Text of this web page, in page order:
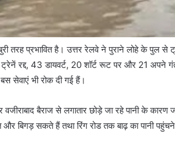
तरह प्रभावित है। उत्तर रेलवे ने पुराने लोहे के
रद्द, 43 डायवर्ट, 20 शॉर्ट रूट पर और 21 अपने
सेवाएं भी रोक दी गई हैं।
बैराज से लगातार छोड़े जा रहे पानी के
और बिगड़ सकते हैं तथा रिंग रोड तक बाढ़ का पानी